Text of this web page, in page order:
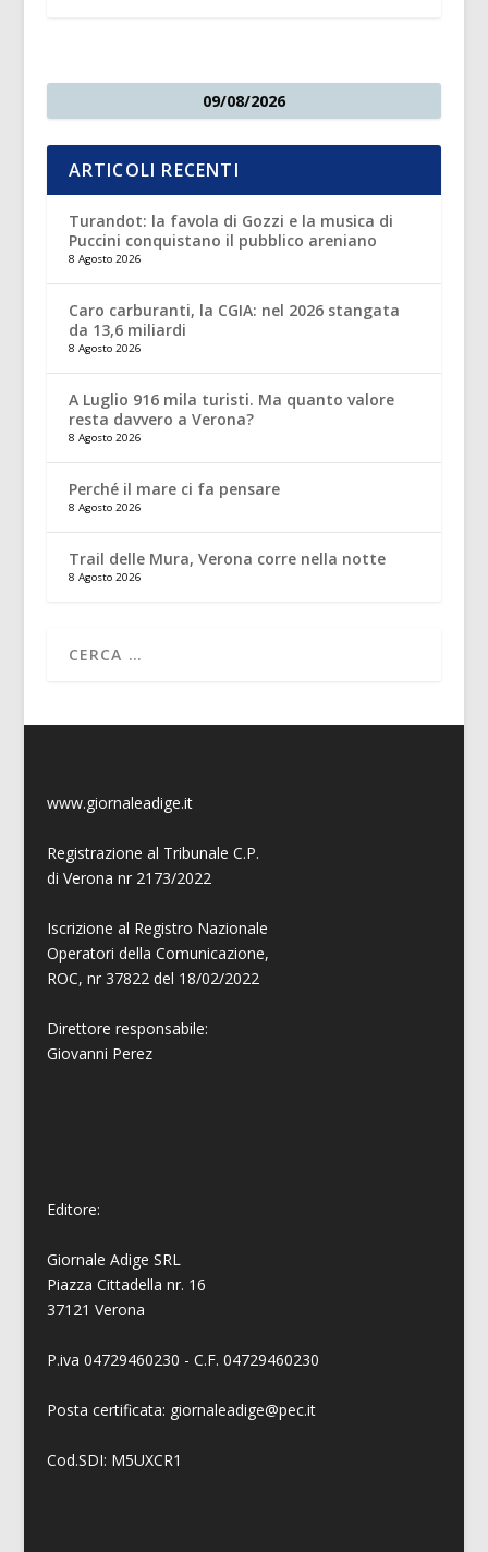
09/08/2026
ARTICOLI RECENTI
Turandot: la favola di Gozzi e la musica di
Puccini conquistano il pubblico areniano
8 Agosto 2026
Caro carburanti, la CGIA: nel 2026 stangata
da 13,6 miliardi
8 Agosto 2026
A Luglio 916 mila turisti. Ma quanto valore
resta davvero a Verona?
8 Agosto 2026
Perché il mare ci fa pensare
8 Agosto 2026
Trail delle Mura, Verona corre nella notte
8 Agosto 2026
www.giornaleadige.it
Registrazione al Tribunale C.P.
di Verona nr 2173/2022
Iscrizione al Registro Nazionale
Operatori della Comunicazione,
ROC, nr 37822 del 18/02/2022
Direttore responsabile:
Giovanni Perez
Editore:
Giornale Adige SRL
Piazza Cittadella nr. 16
37121 Verona
P.iva 04729460230 - C.F. 04729460230
Posta certificata: giornaleadige@pec.it
Cod.SDI: M5UXCR1